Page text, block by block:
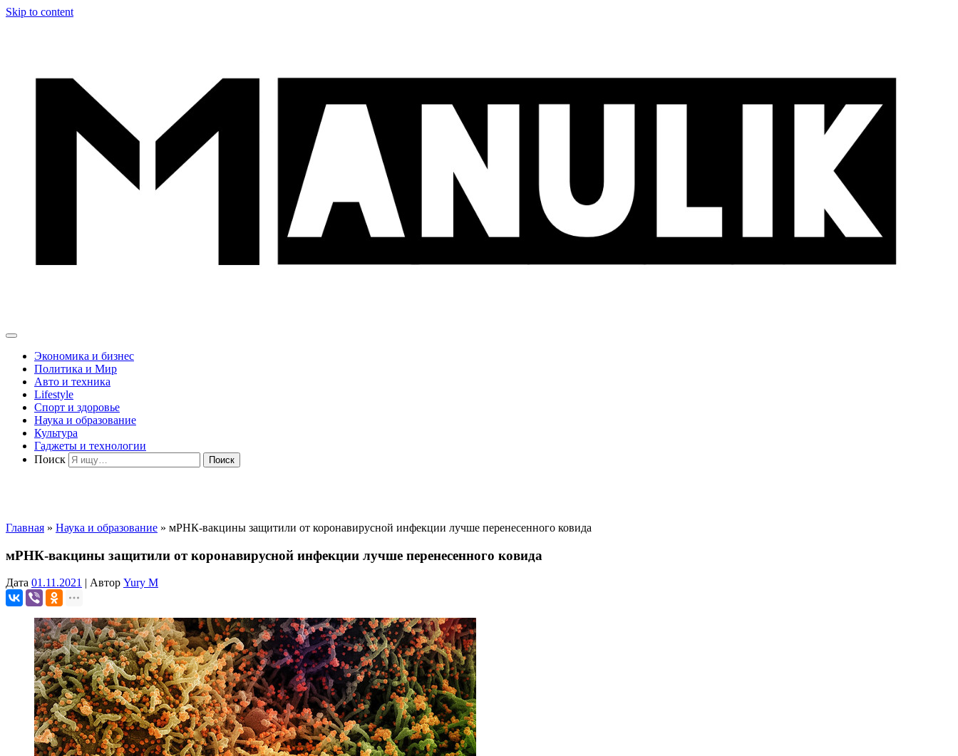
Skip to content
Экономика и бизнес
Политика и Мир
Авто и техника
Lifestyle
Спорт и здоровье
Наука и образование
Культура
Гаджеты и технологии
Поиск
Главная » Наука и образование » мРНК-вакцины защитили от коронавирусной инфекции лучше перенесенного ковида
мРНК-вакцины защитили от коронавирусной инфекции лучше перенесенного ковида
Дата 01.11.2021 | Автор Yury M